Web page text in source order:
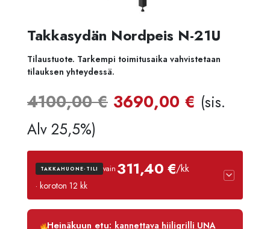
Takkasydän Nordpeis N-21U
Tilaustuote. Tarkempi toimitusaika vahvistetaan
tilauksen yhteydessä.
4100,00€ Alkuperäinen
oli:
4100,00 €.
3690,00 €
on:
(sis.
Alv 25,5%)
TAKKAHUONE-TILI vain 311,40 €/kk
· koroton 12 kk
Luottoaika
12 kk
Heinäkuun etu: kannettava hiiligrilli UNA